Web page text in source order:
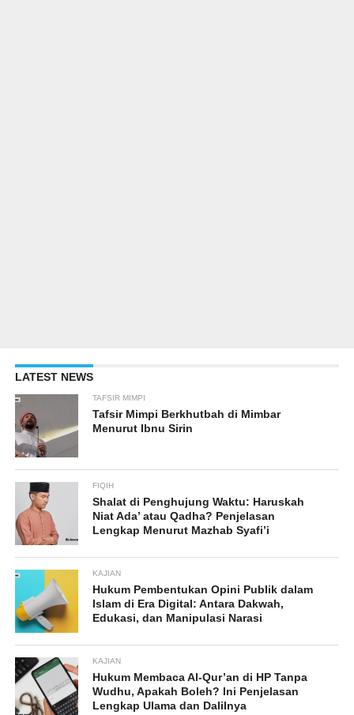
LATEST NEWS
TAFSIR MIMPI
Tafsir Mimpi Berkhutbah di Mimbar
Menurut Ibnu Sirin
FIQIH
Shalat di Penghujung Waktu: Haruskah
Niat Ada’ atau Qadha? Penjelasan
Lengkap Menurut Mazhab Syafi’i
KAJIAN
Hukum Pembentukan Opini Publik dalam
Islam di Era Digital: Antara Dakwah,
Edukasi, dan Manipulasi Narasi
KAJIAN
Hukum Membaca Al-Qur’an di HP Tanpa
Wudhu, Apakah Boleh? Ini Penjelasan
Lengkap Ulama dan Dalilnya